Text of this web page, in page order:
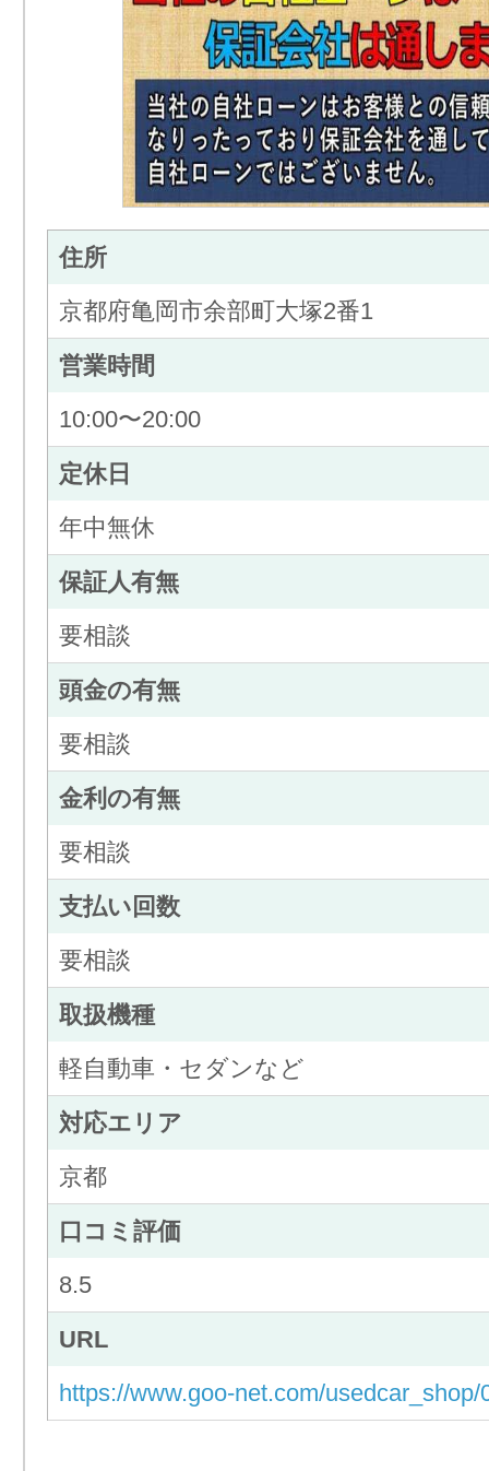
住所
京都府亀岡市余部町大塚2番1
営業時間
10:00〜20:00
定休日
年中無休
保証人有無
要相談
頭金の有無
要相談
金利の有無
要相談
支払い回数
要相談
取扱機種
軽自動車・セダンなど
対応エリア
京都
口コミ評価
8.5
URL
https://www.goo-net.com/usedcar_shop/